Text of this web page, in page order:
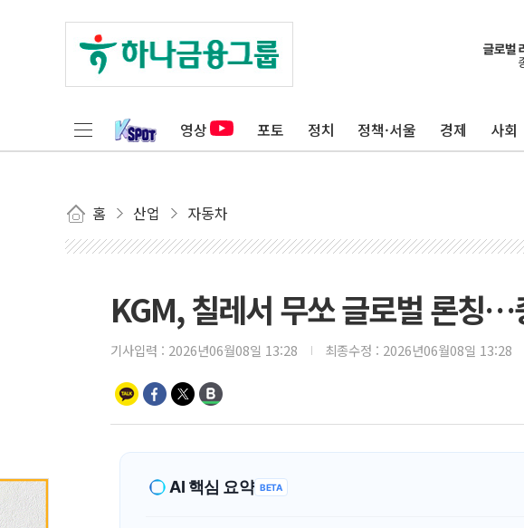
영상 포토 정치 정책·서울 경제 사회
홈 산업 자동차
KGM, 칠레서 무쏘 글로벌 론칭…
기사입력 : 2026년06월08일 13:28 최종수정 : 2026년06월08일 13:28
AI 핵심 요약 BETA